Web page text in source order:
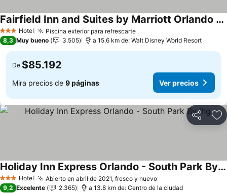
3 Estrellas
Hotel Piscina exterior para refrescarteVer precios
Fairfield Inn and Suites by Marriott Orlando Near Universal Orlando
Ver precios
8,3 Muy bueno 3.505 a 15.6 km de: Walt Disney World Resort
De $85.192
Mira precios de 9 páginas Ver precios
Compartir
3 Estrellas
Hotel Abierto en abril de 2021, fresco y nuevoVer precios
Holiday Inn Express Orlando - South Park By Ihg
Ver precios
9,2 Excelente 2.365 a 13.8 km de: Centro de la ciudad